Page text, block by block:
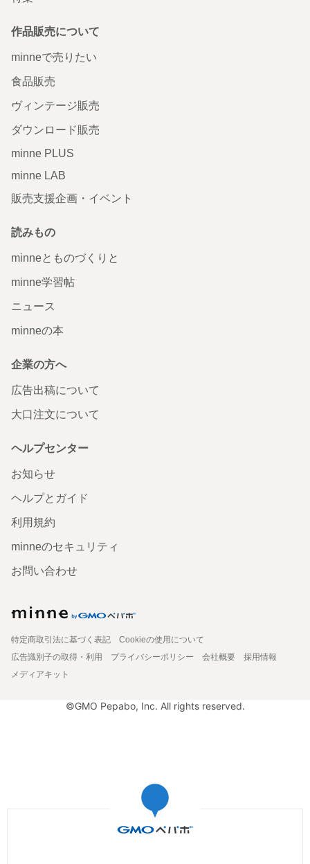
作品販売について
minneで売りたい
食品販売
ヴィンテージ販売
ダウンロード販売
minne PLUS
minne LAB
販売支援企画・イベント
読みもの
minneとものづくりと
minne学習帖
ニュース
minneの本
企業の方へ
広告出稿について
大口注文について
ヘルプセンター
お知らせ
ヘルプとガイド
利用規約
minneのセキュリティ
お問い合わせ
特定商取引法に基づく表記
Cookieの使用について
広告識別子の取得・利用
プライバシーポリシー 会社概要
採用情報
メディアキット
©GMO Pepabo, Inc. All rights reserved.